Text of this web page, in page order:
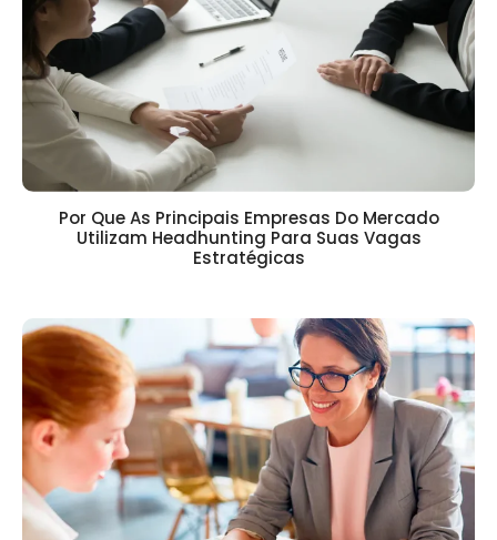
Por Que As Principais Empresas Do Mercado
Utilizam Headhunting Para Suas Vagas
Estratégicas